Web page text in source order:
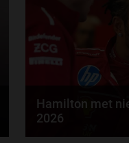
door
Hamilton met
2026